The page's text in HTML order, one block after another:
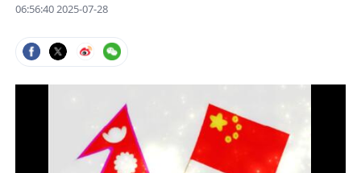
06:56:40 2025-07-28